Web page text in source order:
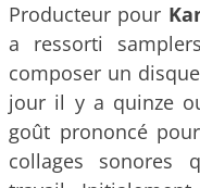
Producteur pour
a ressorti
composer un
jour il y a quinze
goût prononcé
collages sonores